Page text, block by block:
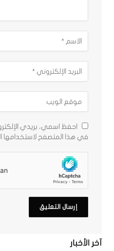
احفظ اسمي، بريدي
في هذا المتصفح لاستخدامها
آخر الأخبار